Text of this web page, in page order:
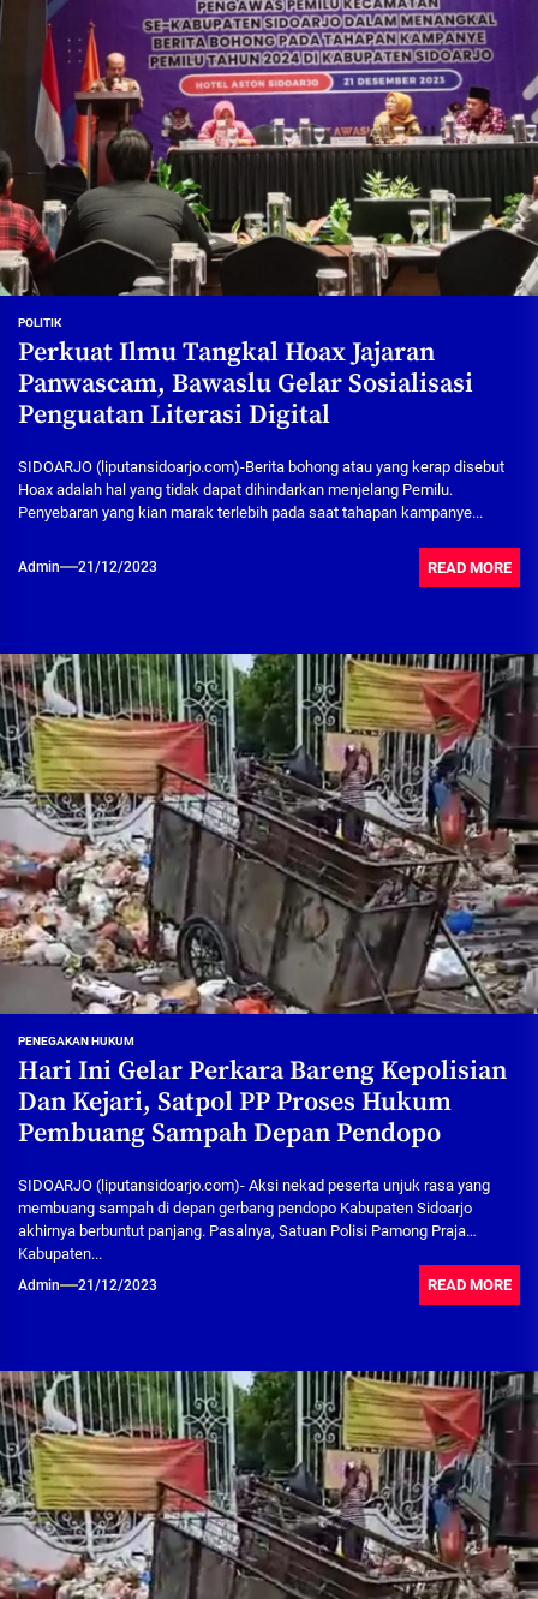
POLITIK
Perkuat Ilmu Tangkal Hoax Jajaran
Panwascam, Bawaslu Gelar Sosialisasi
Penguatan Literasi Digital
SIDOARJO (liputansidoarjo.com)-Berita bohong atau yang kerap disebut
Hoax adalah hal yang tidak dapat dihindarkan menjelang Pemilu.
Penyebaran yang kian marak terlebih pada saat tahapan kampanye...
Admin 21/12/2023 READ MORE
PENEGAKAN HUKUM
Hari Ini Gelar Perkara Bareng Kepolisian
Dan Kejari, Satpol PP Proses Hukum
Pembuang Sampah Depan Pendopo
SIDOARJO (liputansidoarjo.com)- Aksi nekad peserta unjuk rasa yang
membuang sampah di depan gerbang pendopo Kabupaten Sidoarjo
akhirnya berbuntut panjang. Pasalnya, Satuan Polisi Pamong Praja
Kabupaten...
Admin 21/12/2023 READ MORE